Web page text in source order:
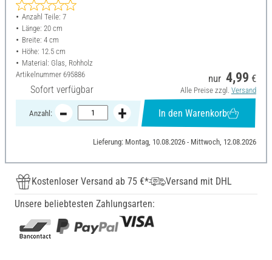
Anzahl Teile: 7
Länge: 20 cm
Breite: 4 cm
Höhe: 12.5 cm
Material: Glas, Rohholz
Artikelnummer 695886
Sofort verfügbar
nur 4,99 €
Alle Preise zzgl. Versand
Anzahl: In den Warenkorb
Lieferung: Montag, 10.08.2026 - Mittwoch, 12.08.2026
Kostenloser Versand ab 75 €*
Versand mit DHL
Unsere beliebtesten Zahlungsarten: